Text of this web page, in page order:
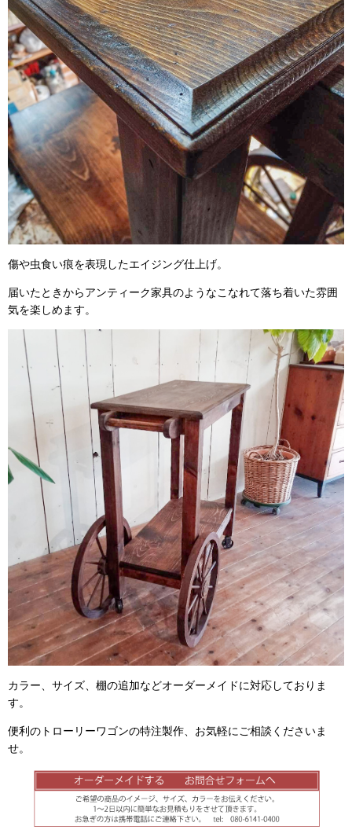
傷や虫食い痕を表現したエイジング仕上げ。
届いたときからアンティーク家具のようなこなれて落ち着いた雰囲
気を楽しめます。
カラー、サイズ、棚の追加などオーダーメイドに対応しておりま
す。
便利のトローリーワゴンの特注製作、お気軽にご相談くださいま
せ。